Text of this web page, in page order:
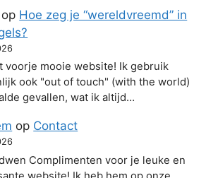
op Hoe zeg je “wereldvreemd” in
voorje mooie website! Ik gebruik
ook "out of touch" (with the world)
gevallen, wat ik altijd…
op Contact
Complimenten voor je leuke en